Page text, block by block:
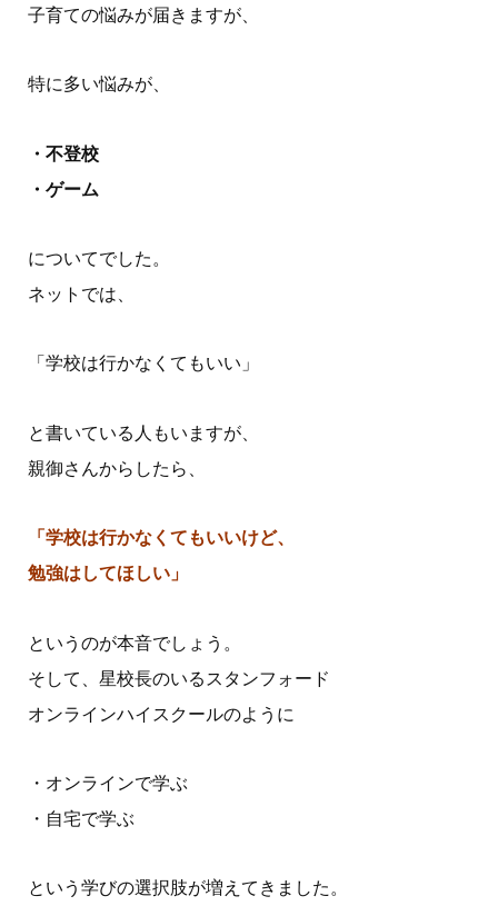
子育ての悩みが届きますが、
特に多い悩みが、
・不登校
・ゲーム
についてでした。
ネットでは、
「学校は行かなくてもいい」
と書いている人もいますが、
親御さんからしたら、
「学校は行かなくてもいいけど、
勉強はしてほしい」
というのが本音でしょう。
そして、星校長のいるスタンフォード
オンラインハイスクールのように
・オンラインで学ぶ
・自宅で学ぶ
という学びの選択肢が増えてきました。